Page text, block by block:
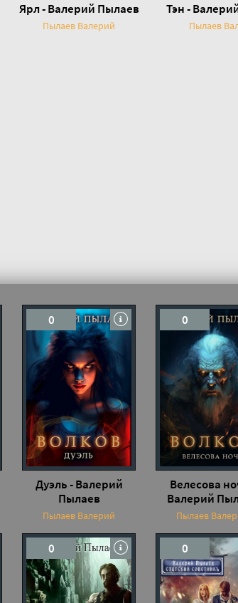
Ярл - Валерий Пылаев
Пылаев Валерий
Тэн -
Пылаев
0
Дуэль - Валерий
Пылаев
Пылаев Валерий
0
Велесова
Валерий
Пылаев
0 0